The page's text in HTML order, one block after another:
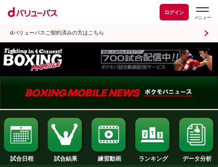
ログイン
dバリューパスご契約済みの方はこちら